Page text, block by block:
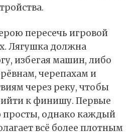
пересечь игровой
Лягушка должна
избегая машин, либо
черепахам и
через реку, чтобы
к финишу. Первые
просты, однако каждый
всё более плотным